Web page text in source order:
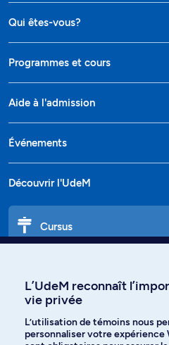
Qui êtes-vous?
Programmes et cours
Aide à l'admission
Événements
Découvrir l'UdeM
Cursus
Langues
L’UdeM reconnaît
vie privée
L’utilisation de témoins nous
personnaliser votre expérience